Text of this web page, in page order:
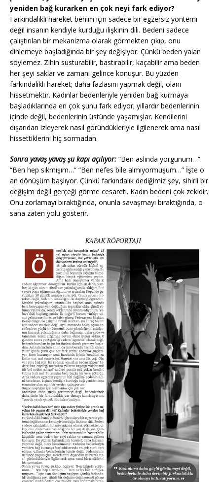
yeniden bağ kurarken en çok neyi fark ediyor?
Farkındalıklı hareket benim için sadece bir egzersiz yöntemi
değil insanın kendiyle kurduğu ilişkinin dili. Bedeni sadece
çalıştırılan bir mekanizma olarak görmekten çıkıp, onu
dinlemeye başladığında bir şey değişiyor. Çünkü beden yalan
söylemez. Zihin susturabilir, bastırabilir, kaçabilir ama beden
her şeyi saklar ve zamanı gelince konuşur. Bu yüzden
farkındalıklı hareket; daha fazlasını yapmak değil, olanı
hissetmektir. Kadınlar bedenleriyle yeniden bağ kurmaya
başladıklarında en çok şunu fark ediyor; yıllardır bedenlerinin
içinde değil, bedenlerinin üstünde yaşamışlar. Kendilerini
dışarıdan izleyerek nasıl göründükleriyle ilgilenerek ama nasıl
hissettiklerini hiç sormadan.
Sonra yavaş yavaş şu kapı açılıyor: “Ben aslında yorgunum…”
“Ben hep sıkmışım…” “Ben nefes bile almıyormuşum…” İşte o
an dönüşüm başlıyor. Çünkü farkındalık dediğimiz şey, sihirli bir
değişim değil gerçeği görme cesareti. Kadın bedeni çok zekidir.
Onu zorlamayı bıraktığında, onunla savaşmayı bıraktığında, o
sana zaten yolu gösterir.